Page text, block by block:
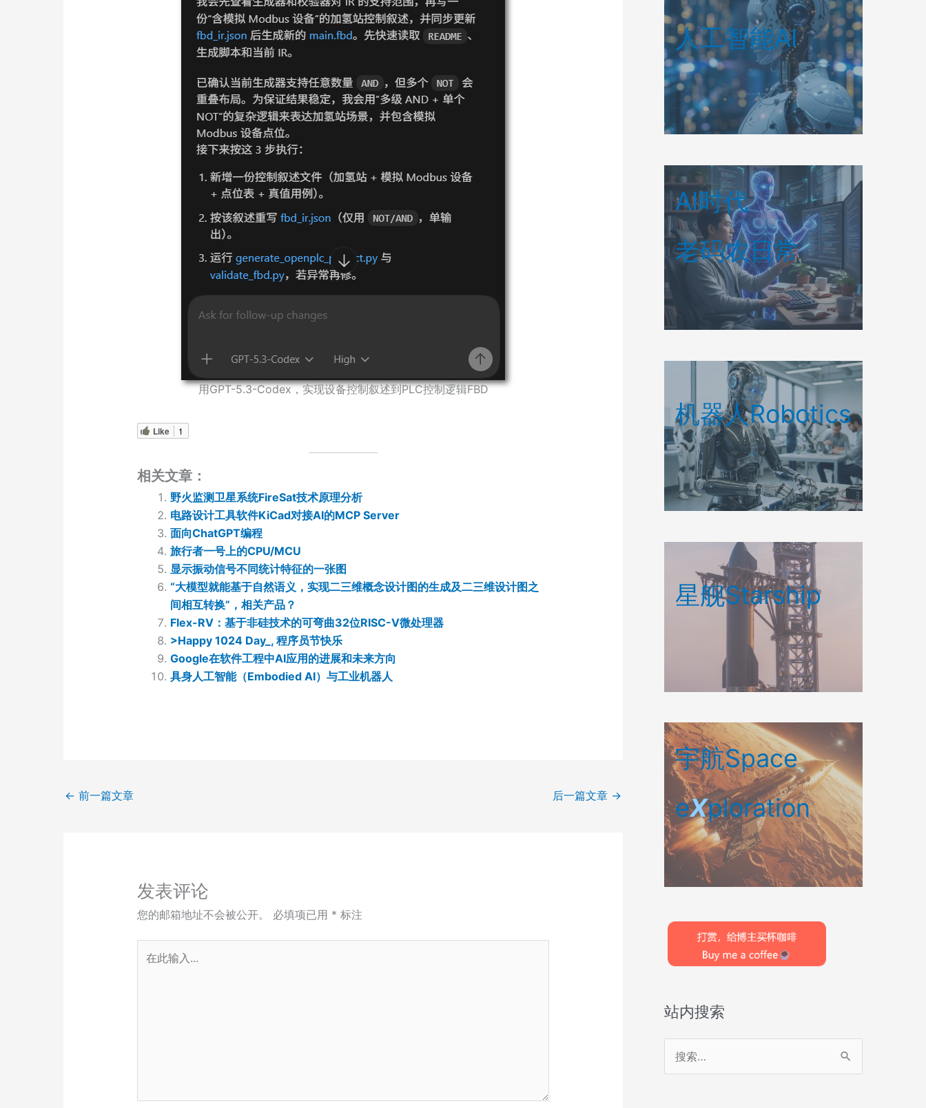
用GPT-5.3-Codex，实现设备控制叙述到PLC控制逻辑FBD
Like 1
相关文章：
野火监测卫星系统FireSat技术原理分析
电路设计工具软件KiCad对接AI的MCP Server
面向ChatGPT编程
旅行者一号上的CPU/MCU
显示振动信号不同统计特征的一张图
“大模型就能基于自然语义，实现二三维概念设计图的生成及二三维设计图之
间相互转换”，相关产品？
Flex-RV：基于非硅技术的可弯曲32位RISC-V微处理器
>Happy 1024 Day_, 程序员节快乐
Google在软件工程中AI应用的进展和未来方向
具身人工智能（Embodied AI）与工业机器人
← 前一篇文章 后一篇文章 →
发表评论
您的邮箱地址不会被公开。 必填项已用 * 标注
人工智能AI
AI时代
老码农日常
机器人Robotics
星舰Starship
宇航Space
eXploration
站内搜索
索